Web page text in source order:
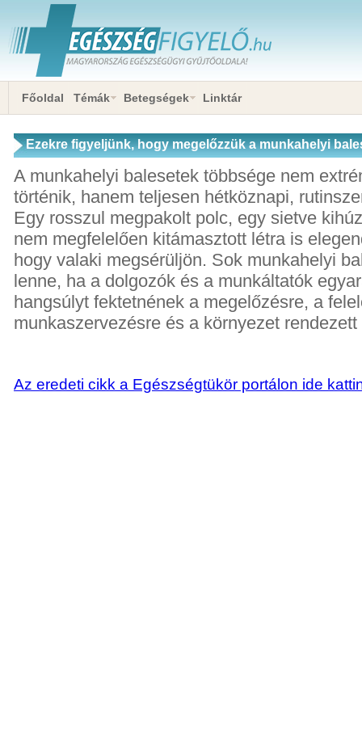
Főoldal Témák Betegségek Linktár
Ezekre figyeljünk, hogy megelőzzük a munkahelyi
A munkahelyi balesetek többsége nem
történik, hanem teljesen hétköznapi,
Egy rosszul megpakolt polc, egy sietve
nem megfelelően kitámasztott létra is
hogy valaki megsérüljön. Sok munkahelyi
lenne, ha a dolgozók és a munkáltatók
hangsúlyt fektetnének a megelőzésre, a
munkaszervezésre és a környezet
Az eredeti cikk a Egészségtükör portálon ide